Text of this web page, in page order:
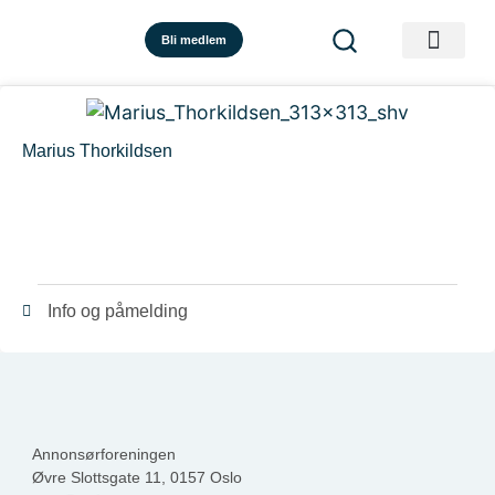
Bli medlem
Marius Thorkildsen
Info og påmelding
Annonsørforeningen
Øvre Slottsgate 11, 0157 Oslo